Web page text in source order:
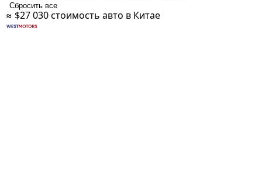
Сбросить все
≈ $27 030стоимость авто в Китае